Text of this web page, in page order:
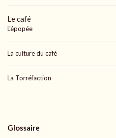
Le café
L'épopée
La culture du café
La Torréfaction
Glossaire